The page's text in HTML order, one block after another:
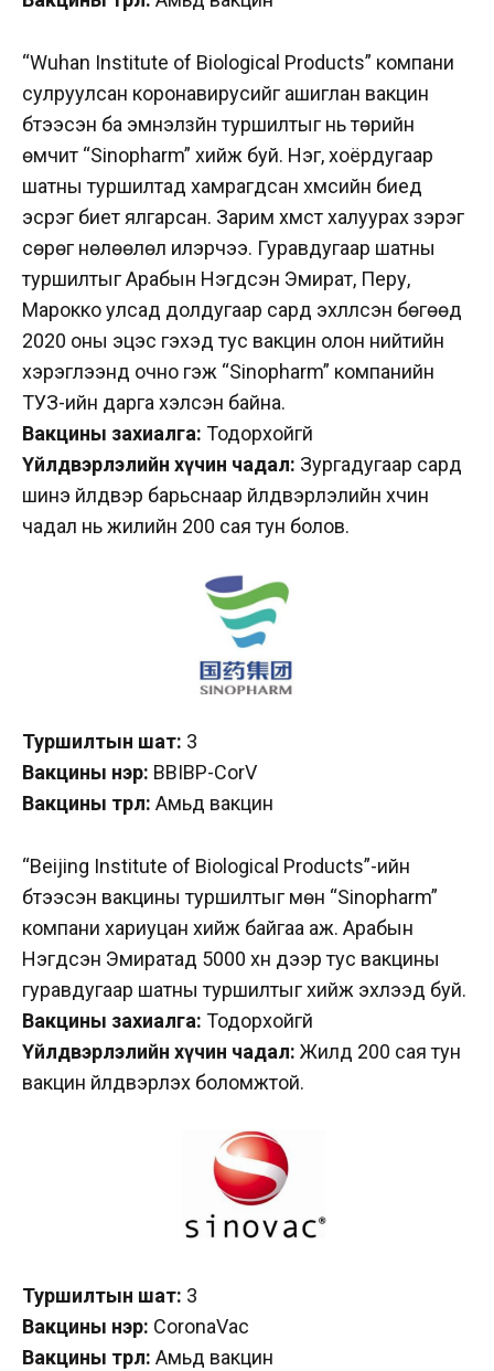
“Wuhan Institute of Biological Products” компани
сулруулсан коронавирусийг ашиглан вакцин
бүтээсэн ба эмнэлзүйн туршилтыг нь төрийн
өмчит “Sinopharm” хийж буй. Нэг, хоёрдугаар
шатны туршилтад хамрагдсан хүмүүсийн биед
эсрэг биет ялгарсан. Зарим хүмүүст халуурах зэрэг
сөрөг нөлөөлөл илэрчээ. Гуравдугаар шатны
туршилтыг Арабын Нэгдсэн Эмират, Перу,
Марокко улсад долдугаар сард эхлүүлсэн бөгөөд
2020 оны эцэс гэхэд тус вакцин олон нийтийн
хэрэглээнд очно гэж “Sinopharm” компанийн
ТУЗ-ийн дарга хэлсэн байна.
Вакцины захиалга: Тодорхойгүй
Үйлдвэрлэлийн хүчин чадал: Зургадугаар сард
шинэ үйлдвэр барьснаар үйлдвэрлэлийн хүчин
чадал нь жилийн 200 сая тун болов.
Туршилтын шат: 3
Вакцины нэр: BBIBP-CorV
Вакцины төрөл: Амьд вакцин
“Beijing Institute of Biological Products”-ийн
бүтээсэн вакцины туршилтыг мөн “Sinopharm”
компани хариуцан хийж байгаа аж. Арабын
Нэгдсэн Эмиратад 5000 хүн дээр тус вакцины
гуравдугаар шатны туршилтыг хийж эхлээд буй.
Вакцины захиалга: Тодорхойгүй
Үйлдвэрлэлийн хүчин чадал: Жилд 200 сая тун
вакцин үйлдвэрлэх боломжтой.
Туршилтын шат: 3
Вакцины нэр: CoronaVac
Вакцины төрөл: Амьд вакцин